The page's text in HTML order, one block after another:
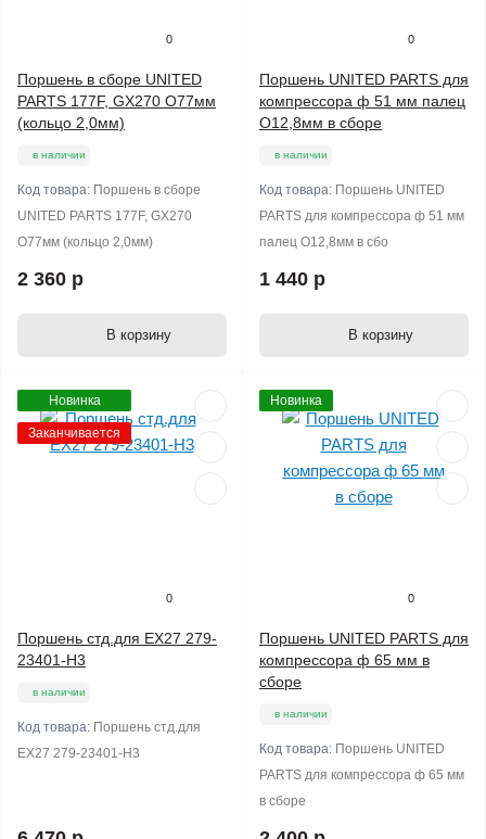
0
Поршень в сборе UNITED
PARTS 177F, GX270 O77мм
(кольцо 2,0мм)
в наличии
Код товара: Поршень в сборе
UNITED PARTS 177F, GX270
O77мм (кольцо 2,0мм)
2 360 р
В корзину
0
Поршень UNITED PARTS для
компрессора ф 51 мм палец
O12,8мм в сборе
в наличии
Код товара: Поршень UNITED
PARTS для компрессора ф 51 мм
палец O12,8мм в сбо
1 440 р
В корзину
Новинка
Заканчивается
0
Поршень стд.для ЕХ27 279-
23401-Н3
в наличии
Код товара: Поршень стд.для
ЕХ27 279-23401-Н3
Новинка
0
Поршень UNITED PARTS для
компрессора ф 65 мм в
сборе
в наличии
Код товара: Поршень UNITED
PARTS для компрессора ф 65 мм
в сборе